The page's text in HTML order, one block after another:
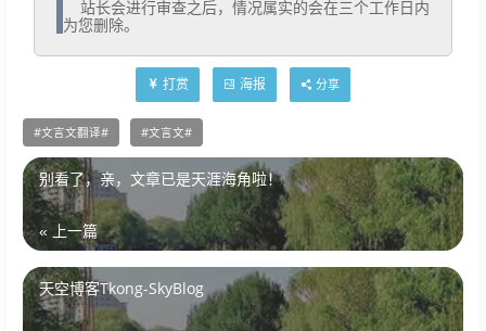
为您删除。
打赏 海报 分享
文言文翻译 文言文
别看了，亲，文章已是天涯海角啦！
« 上一篇
天空博客Tkong-SkyBlog